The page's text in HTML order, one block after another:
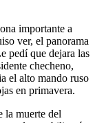
importante a
ver, el panorama
pedí que dejara las
checheno,
el alto mando ruso
en primavera.
la muerte del